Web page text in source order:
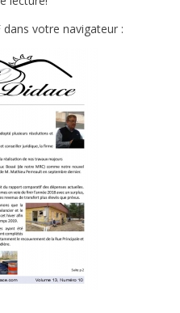
votre navigateur :